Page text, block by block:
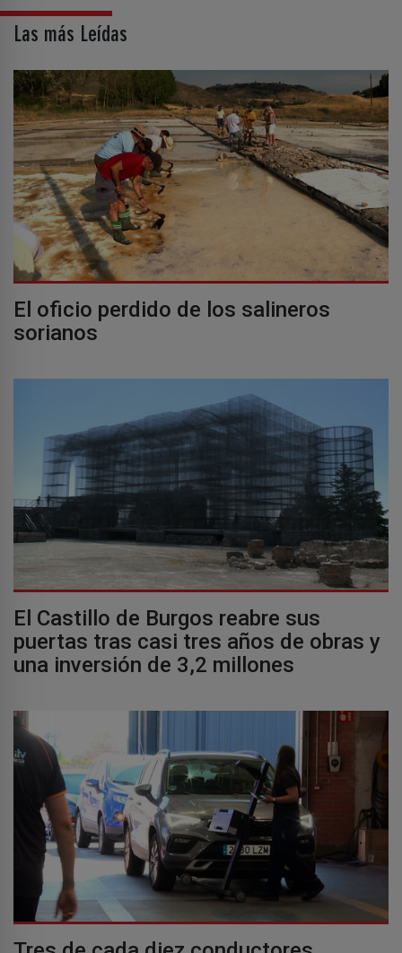
Las más Leídas
El oficio perdido de los salineros
sorianos
El Castillo de Burgos reabre sus
puertas tras casi tres años de obras y
una inversión de 3,2 millones